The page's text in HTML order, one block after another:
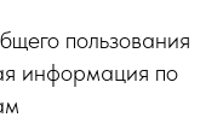
пользования
информация по